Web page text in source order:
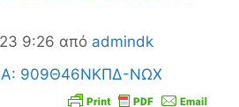
9:26 από admindk
909Θ46ΝΚΠΔ-ΝΩΧ